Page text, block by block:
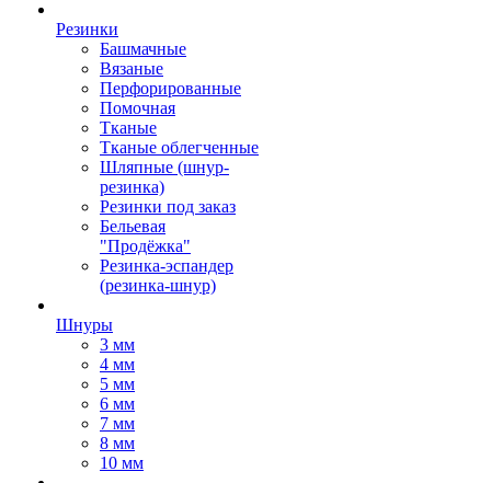
Резинки
Башмачные
Вязаные
Перфорированные
Помочная
Тканые
Тканые облегченные
Шляпные (шнур-
резинка)
Резинки под заказ
Бельевая
"Продёжка"
Резинка-эспандер
(резинка-шнур)
Шнуры
3 мм
4 мм
5 мм
6 мм
7 мм
8 мм
10 мм